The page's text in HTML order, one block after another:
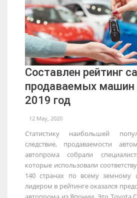
Составлен рейтинг
продаваемых машин
2019 год
12 May, 2020
Статистику наибольшей
следствие, продаваемости
автопрома собрали
которые использовали
140 странах по всему земному
лидером в рейтинге оказался